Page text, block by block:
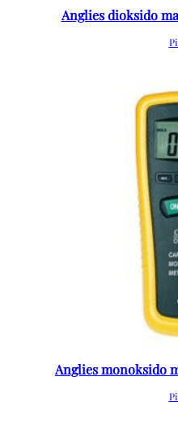
Anglies dioksido
Anglies monoksido